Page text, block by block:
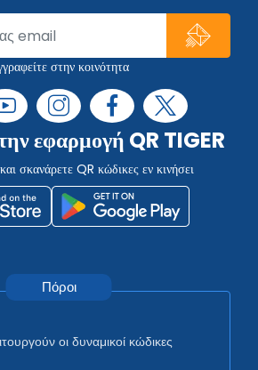
στην κοινότητα
εφαρμογή QR TIGER
σκανάρετε QR κώδικες εν κινήσει
Πόροι
οι δυναμικοί κώδικες